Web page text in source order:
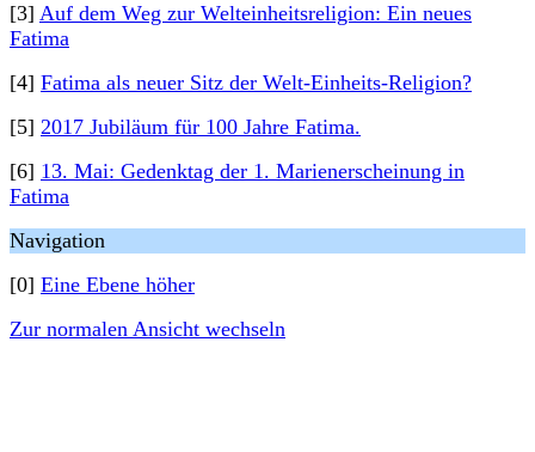
[3] Auf dem Weg zur Welteinheitsreligion: Ein neues
Fatima
[4] Fatima als neuer Sitz der Welt-Einheits-Religion?
[5] 2017 Jubiläum für 100 Jahre Fatima.
[6] 13. Mai: Gedenktag der 1. Marienerscheinung in
Fatima
Navigation
[0] Eine Ebene höher
Zur normalen Ansicht wechseln